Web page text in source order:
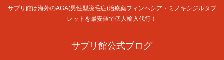
サプリ館は海外のAGA(男性型脱毛症)治療薬フィンペシア・ミノキシジルタブ
レットを最安値で個人輸入代行！
サプリ館公式ブログ